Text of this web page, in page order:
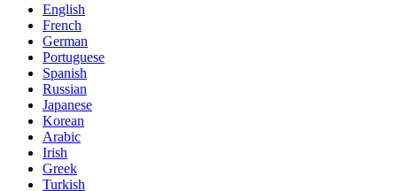
English
French
German
Portuguese
Spanish
Russian
Japanese
Korean
Arabic
Irish
Greek
Turkish